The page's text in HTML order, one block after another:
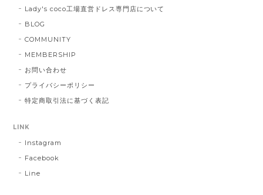
Lady's coco工場直営ドレス専門店について
BLOG
COMMUNITY
MEMBERSHIP
お問い合わせ
プライバシーポリシー
特定商取引法に基づく表記
LINK
Instagram
Facebook
Line